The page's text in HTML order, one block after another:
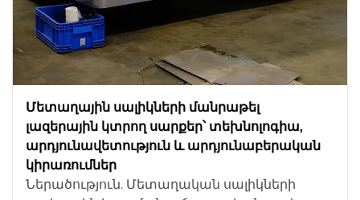
Մետաղային սալիկների մանրաթել
լազերային կտրող սարքեր՝ տեխնոլոգիա,
արդյունավետություն և արդյունաբերական
կիրառումներ
Ներածություն. Մետաղական սալիկների